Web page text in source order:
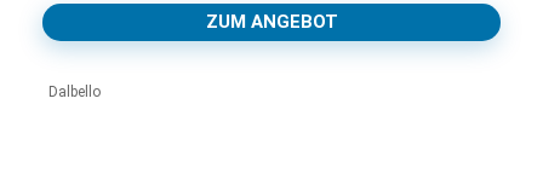
ZUM ANGEBOT
Dalbello